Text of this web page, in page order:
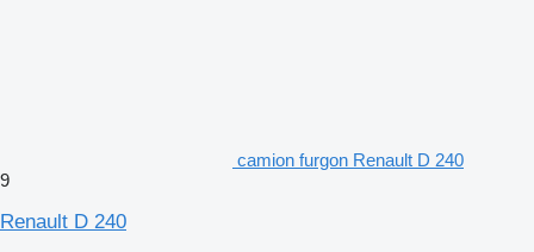
camion furgon Renault D 240
9
Renault D 240